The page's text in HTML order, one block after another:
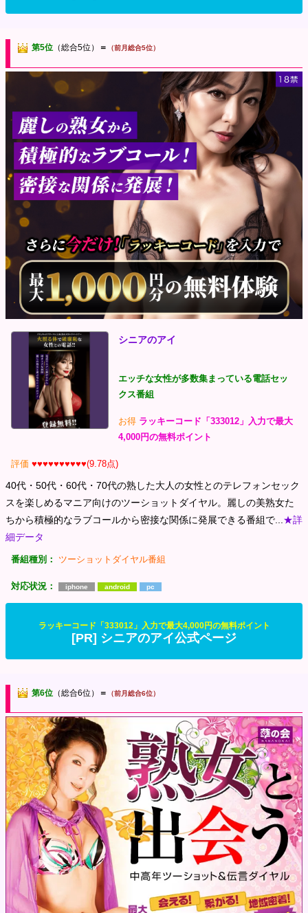
第5位 （総合5位） ＝ （前月総合5位）
シニアのアイ
エッチな女性が多数集まっている電話セッ
クス番組
お得 ラッキーコード「333012」入力で最大
4,000円の無料ポイント
評価 ♥♥♥♥♥♥♥♥♥♥(9.78点)
40代・50代・60代・70代の熟した大人の女性とのテレフォンセック
スを楽しめるマニア向けのツーショットダイヤル。麗しの美熟女た
ちから積極的なラブコールから密接な関係に発展できる番組で... ★詳
細データ
番組種別： ツーショットダイヤル番組
対応状況： iphone android pc
ラッキーコード「333012」入力で最大4,000円の無料ポイント
[PR] シニアのアイ公式ページ
第6位 （総合6位） ＝ （前月総合6位）